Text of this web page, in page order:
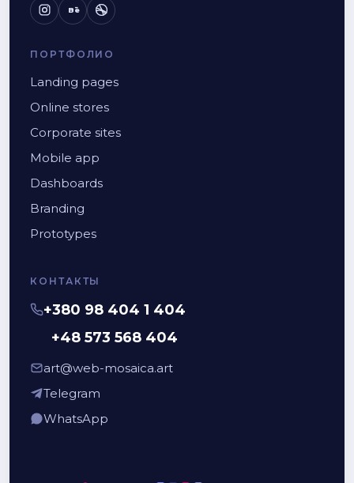
Bē
ПОРТФОЛИО
Landing pages
Online stores
Corporate sites
Mobile app
Dashboards
Branding
Prototypes
КОНТАКТЫ
+380 98 404 1 404
+48 573 568 404
art@web-mosaica.art
Telegram
WhatsApp